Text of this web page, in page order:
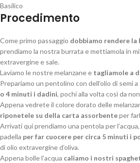
Basilico
Procedimento
Come primo passaggio dobbiamo rendere la
prendiamo la nostra burrata e mettiamola in
extravergine e sale.
Laviamo le nostre melanzane e tagliamole a
Prepariamo un pentolino con dell’olio di semi a
o 4 minuti i dadini, pochi alla volta così da
Appena vedrete il colore dorato delle
riponetele su della carta assorbenteper
Arrivati qui prendiamo una pentola per
padella per far cuocere per circa 5 minuti i
di olio extravergine d’oliva.
Appena bolle l’acqua caliamo i nostri